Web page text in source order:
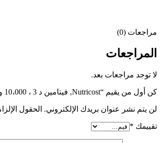
مراجعات (0)
المراجعات
لا توجد مراجعات بعد.
كن أول من يقيم “Nutricost‏, فيتامين د 3 ، 10،000 وحدة دولية ، 240 كبسولة هلامية”
لن يتم نشر عنوان بريدك الإلكتروني. الحقول
تقييمك *